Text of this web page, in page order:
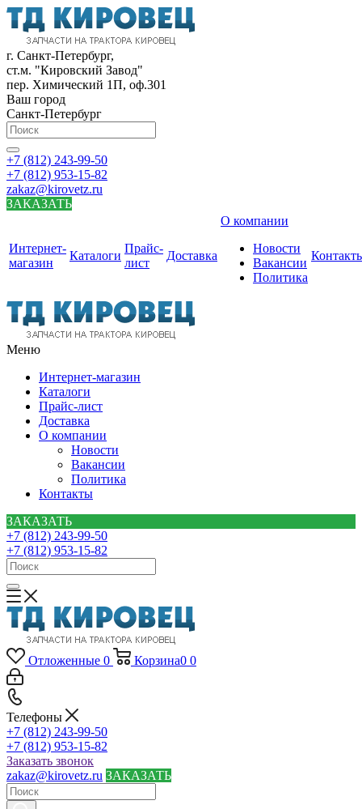
г. Санкт-Петербург,
ст.м. "Кировский Завод"
пер. Химический 1П, оф.301
Ваш город
Санкт-Петербург
+7 (812) 243-99-50
+7 (812) 953-15-82
zakaz@kirovetz.ru
ЗАКАЗАТЬ
Интернет-
магазин
Каталоги
Прайс-
лист
Доставка
О компании
Новости
Вакансии
Политика
Меню
Интернет-магазин
Каталоги
Прайс-лист
Доставка
О компании
Новости
Вакансии
Политика
Контакты
ЗАКАЗАТЬ
+7 (812) 243-99-50
+7 (812) 953-15-82
Отложенные 0 Корзина0 0
Телефоны
+7 (812) 243-99-50
+7 (812) 953-15-82
Заказать звонок
zakaz@kirovetz.ru ЗАКАЗАТЬ